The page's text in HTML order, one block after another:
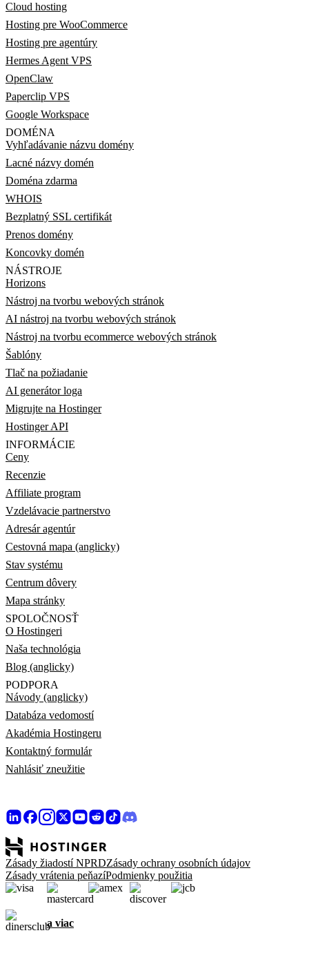
Cloud hosting
Hosting pre WooCommerce
Hosting pre agentúry
Hermes Agent VPS
OpenClaw
Paperclip VPS
Google Workspace
DOMÉNA
Vyhľadávanie názvu domény
Lacné názvy domén
Doména zdarma
WHOIS
Bezplatný SSL certifikát
Prenos domény
Koncovky domén
NÁSTROJE
Horizons
Nástroj na tvorbu webových stránok
AI nástroj na tvorbu webových stránok
Nástroj na tvorbu ecommerce webových stránok
Šablóny
Tlač na požiadanie
AI generátor loga
Migrujte na Hostinger
Hostinger API
INFORMÁCIE
Ceny
Recenzie
Affiliate program
Vzdelávacie partnerstvo
Adresár agentúr
Cestovná mapa (anglicky)
Stav systému
Centrum dôvery
Mapa stránky
SPOLOČNOSŤ
O Hostingeri
Naša technológia
Blog (anglicky)
PODPORA
Návody (anglicky)
Databáza vedomostí
Akadémia Hostingeru
Kontaktný formulár
Nahlásiť zneužitie
Zásady žiadostí NPRDZásady ochrany osobních údajov
Zásady vrátenia peňazíPodmienky použitia
a viac